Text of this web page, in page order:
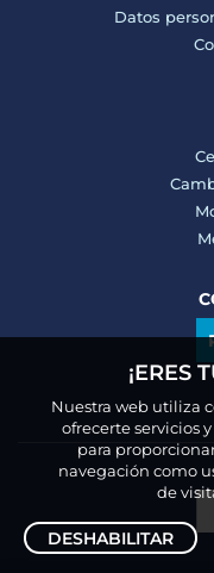
Datos
¡ERES
Nuestra web utiliza
ofrecerte servicios
para
navegación como
de
DESHABILITAR